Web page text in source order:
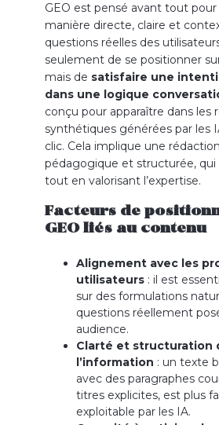
GEO est pensé avant tout
manière directe, claire et
questions réelles des
seulement de se positionner
mais de satisfaire une
dans une logique
conçu pour apparaître dans les
synthétiques générées par les
clic. Cela implique une
pédagogique et structurée, qui
tout en valorisant l’expertise.
Facteurs de
GEO liés au contenu
Alignement avec les
utilisateurs: il est
sur des formulations
questions réellement
audience.
Clarté et structuration
l’information : un texte
avec des paragraphes
titres explicites, est plus
exploitable par les IA.